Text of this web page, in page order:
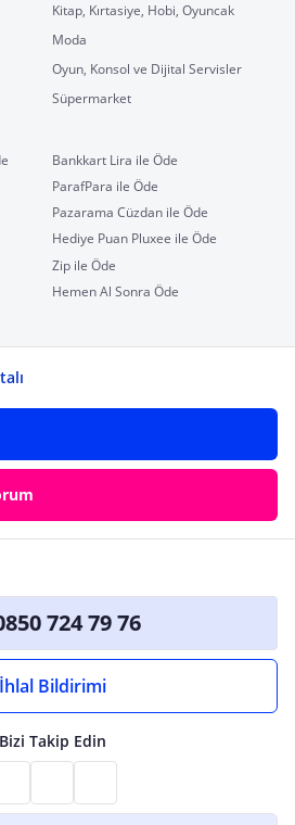
Kitap, Kırtasiye, Hobi, Oyuncak
Moda
Oyun, Konsol ve Dijital Servisler
Süpermarket
Bankkart Lira ile Öde
ParafPara ile Öde
Pazarama Cüzdan ile Öde
Hediye Puan Pluxee ile Öde
Zip ile Öde
Hemen Al Sonra Öde
724 79 76
İhlal Bildirimi
Bizi Takip Edin